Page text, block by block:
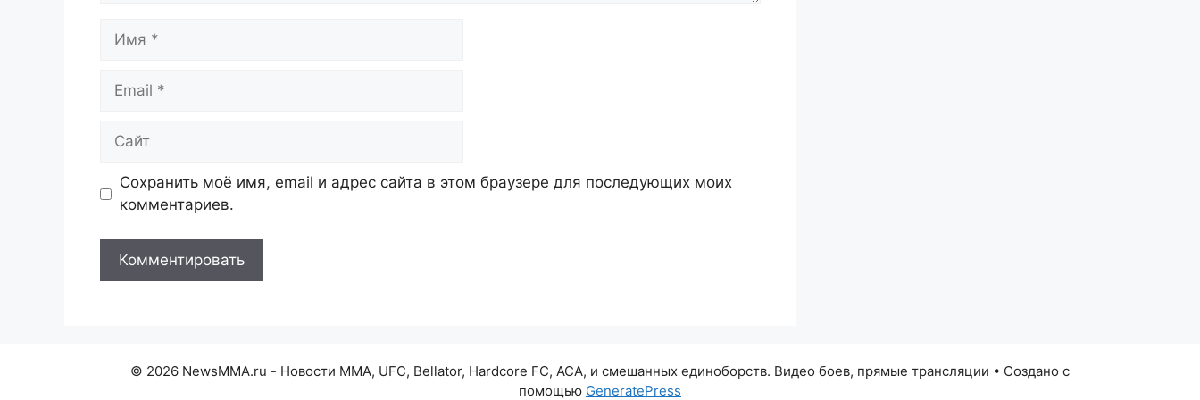
Имя
Email
Сайт
Сохранить моё имя, email и адрес сайта в этом браузере для последующих моих
комментариев.
© 2026 NewsMMA.ru - Новости ММА, UFC, Bellator, Hardcore FC, ACA, и смешанных единоборств. Видео боев, прямые трансляции • Создано с
помощью GeneratePress